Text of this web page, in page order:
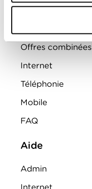
Offres combinées
Internet
Téléphonie
Mobile
FAQ
Aide
Admin